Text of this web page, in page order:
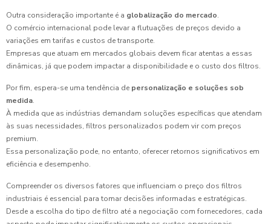
Outra consideração importante é a globalização do mercado.
O comércio internacional pode levar a flutuações de preços devido a
variações em tarifas e custos de transporte.
Empresas que atuam em mercados globais devem ficar atentas a essas
dinâmicas, já que podem impactar a disponibilidade e o custo dos filtros.
Por fim, espera-se uma tendência de personalização e soluções sob
medida.
À medida que as indústrias demandam soluções específicas que atendam
às suas necessidades, filtros personalizados podem vir com preços
premium.
Essa personalização pode, no entanto, oferecer retornos significativos em
eficiência e desempenho.
Compreender os diversos fatores que influenciam o preço dos filtros
industriais é essencial para tomar decisões informadas e estratégicas.
Desde a escolha do tipo de filtro até a negociação com fornecedores, cada